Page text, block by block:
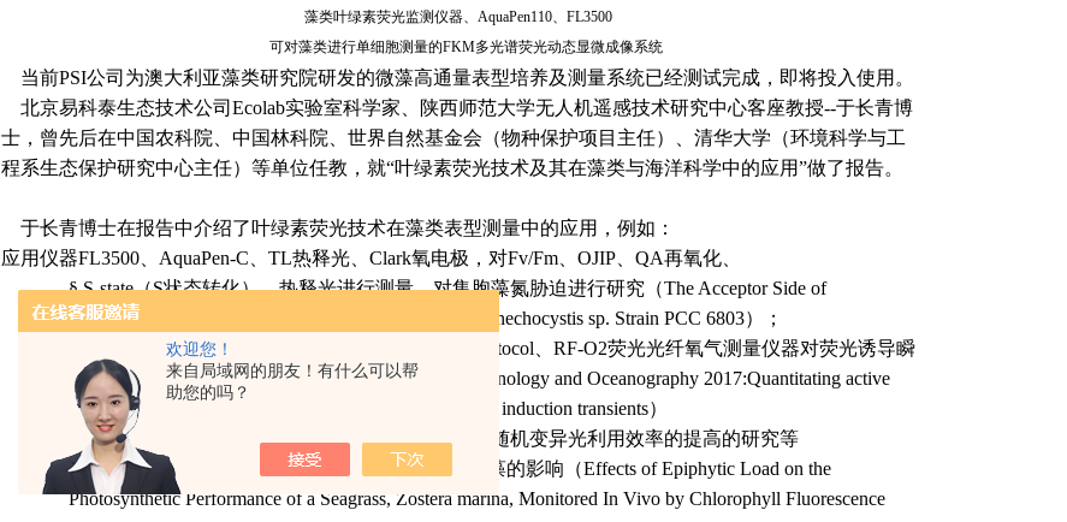
欢迎您！
来自局域网的朋友！有什么可以帮
助您的吗？
藻类叶绿素荧光监测仪器、AquaPen110、FL3500
可对藻类进行单细胞测量的FKM多光谱荧光动态显微成像系统
当前PSI公司为澳大利亚藻类研究院研发的微藻高通量表型培养及测量系统已经测试完成，即将投入使用。
北京易科泰生态技术公司Ecolab实验室科学家、陕西师范大学无人机遥感技术研究中心客座教授--于长青博
士，曾先后在中国农科院、中国林科院、世界自然基金会（物种保护项目主任）、清华大学（环境科学与工
程系生态保护研究中心主任）等单位任教，就“叶绿素荧光技术及其在藻类与海洋科学中的应用”做了报告。
于长青博士在报告中介绍了叶绿素荧光技术在藻类表型测量中的应用，例如：
应用仪器FL3500
AquaPen-C 、TL热释光、Clark氧电极，对Fv/Fm
OJIP、QA再氧化、
§S-state（S状态转化）、热释光进行测量，对集胞藻氮胁迫进行研究（The Acceptor Side of
Photosystem II Is the Initial Target of Nitrite Stress in Synechocystis sp. Strain PCC 6803）；
利用FMT-150光养生物反应器、FL3500、FRR protocol、RF-O2荧光光纤氧气测量仪器对荧光诱导瞬
变过程中活性光系统II反应中心的含量的研究（
Limnology and Oceanography 2017:Quantitating active
photosystem II reaction center content from fluorescence induction transients）
利用SL3500
FluorCam仪器对海洋富油微拟球藻随机变异光利用效率的提高的研究等
§用叶绿素荧光成像技术活体监测附生载荷对大叶藻的影响（Effects of Epiphytic Load on the
Photosynthetic Performance of a Seagrass, Zostera marina, Monitored In Vivo by Chlorophyll Fluorescence